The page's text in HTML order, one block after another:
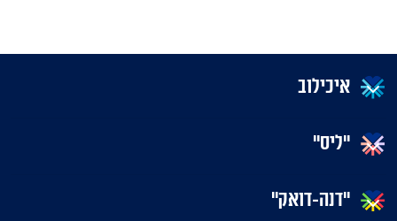
איכילוב
"ליס"
"דנה-דואק"